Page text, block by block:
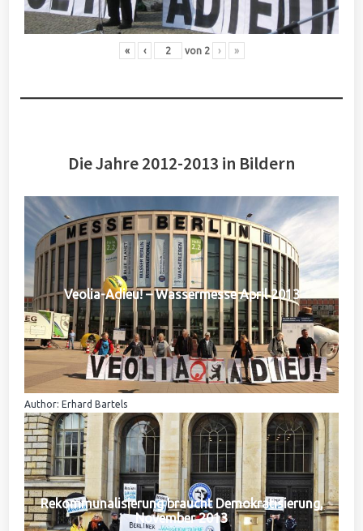
« ‹ von 2 › »
Die Jahre 2012-2013 in Bildern
Veolia-Adieu! – Wassermesse April 2013
Author: Erhard Bartels
Rekommunalisierung braucht Demokratisierung,
November 2013